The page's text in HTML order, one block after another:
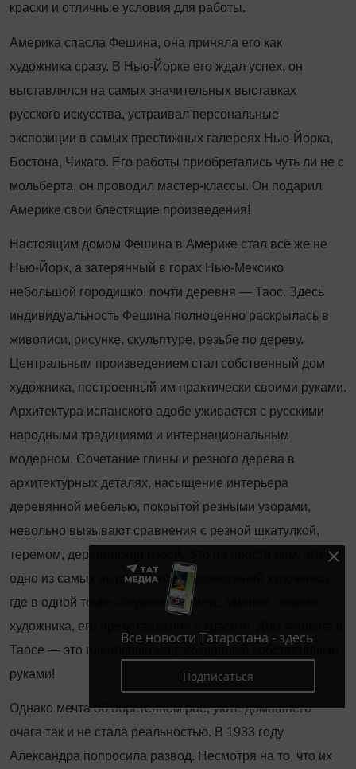
краски и отличные условия для работы.
Америка спасла Фешина, она приняла его как
художника сразу. В Нью-Йорке его ждал успех, он
выставлялся на самых значительных выставках
русского искусства, устраивал персональные
экспозиции в самых престижных галереях Нью-Йорка,
Бостона, Чикаго. Его работы приобретались чуть ли не с
мольберта, он проводил мастер‑классы. Он подарил
Америке свои блестящие произведения!
Настоящим домом Фешина в Америке стал всё же не
Нью-Йорк, а затерянный в горах Нью‑Мексико
небольшой городишко, почти деревня — Таос. Здесь
индивидуальность Фешина полноценно раскрылась в
живописи, рисунке, скульп­туре, резьбе по дереву.
Центральным произведением стал собственный дом
художника, построенный им практически своими руками.
Архитектура испанского адобе уживается с русскими
народными традициями и интернациональным
модерном. Сочетание глины и резного дерева в
архитектурных деталях, насыщение ин­терьера
деревянной мебелью, покрытой резными узорами,
невольно вызывают сравнения с резной шкатулкой,
теремом, деревенской избой. Это не просто дом, это
одно из самых выдающихся произведений художника,
где в одной точке соединились вкус, умения, знания
художника, его представления о красоте. Дом Фешина в
Таосе — это идеальный мир, созданный собственными
руками!
Однако мечта об обретённом рае, уюте домашнего
очага так и не стала реальностью. В 1933 году
Александра попросила развод. Несмотря на то, что их
Все новости Татарстана - здесь
Подписаться